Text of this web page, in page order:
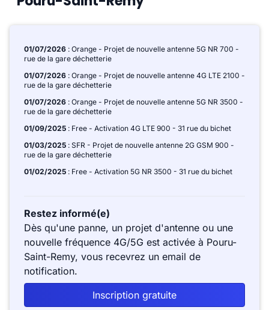
01/07/2026 : Orange - Projet de nouvelle antenne 5G NR 700 -
rue de la gare déchetterie
01/07/2026 : Orange - Projet de nouvelle antenne 4G LTE 2100 -
rue de la gare déchetterie
01/07/2026 : Orange - Projet de nouvelle antenne 5G NR 3500 -
rue de la gare déchetterie
01/09/2025 : Free - Activation 4G LTE 900 - 31 rue du bichet
01/03/2025 : SFR - Projet de nouvelle antenne 2G GSM 900 -
rue de la gare déchetterie
01/02/2025 : Free - Activation 5G NR 3500 - 31 rue du bichet
Restez informé(e)
Dès qu'une panne, un projet d'antenne ou une
nouvelle fréquence 4G/5G est activée à Pouru-
Saint-Remy, vous recevrez un email de
notification.
Inscription gratuite